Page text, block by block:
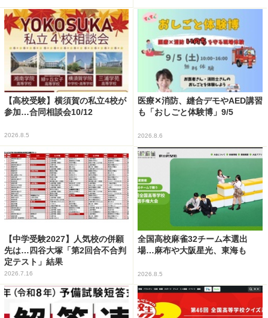
【高校受験】横須賀の私立4校が
参加…合同相談会10/12
2026.8.5
医療✕消防、縫合デモやAED講習
も「おしごと体験博」9/5
2026.8.6
【中学受験2027】人気校の併願
先は…四谷大塚「第2回合不合判
定テスト」結果
2026.7.16
全国高校麻雀32チーム本選出
場…麻布や大阪星光、東海も
2026.8.5